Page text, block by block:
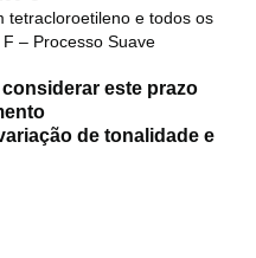
tetracloroetileno e todos os
– Processo Suave
este prazo
de tonalidade e